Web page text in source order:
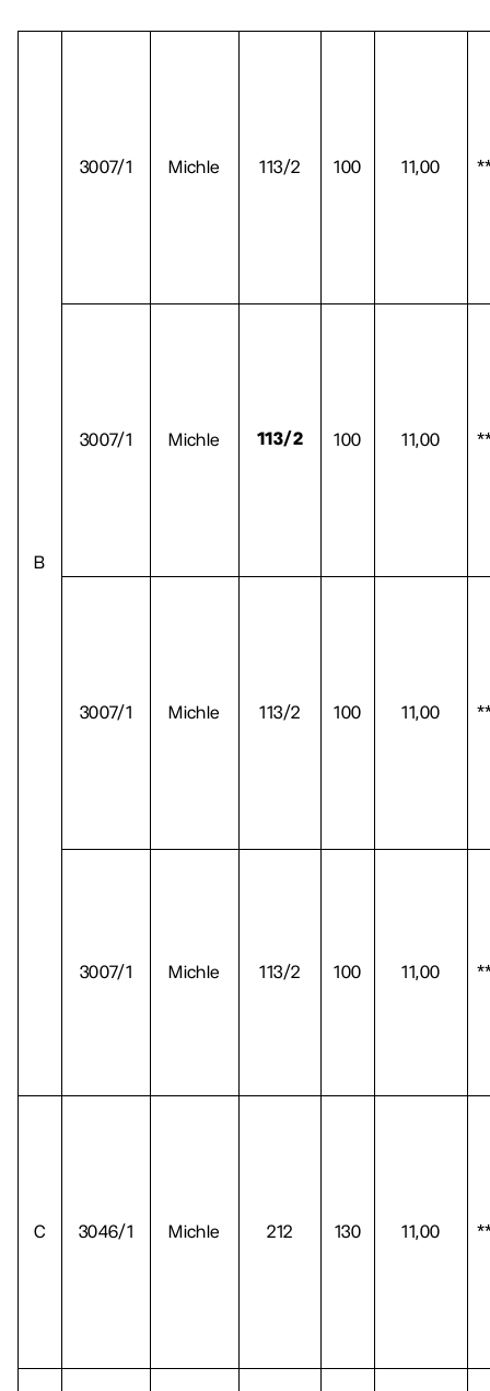
B
3007/1 Michle 113/2 100 11,00
3007/1 Michle 113/2 100 11,00
3007/1 Michle 113/2 100 11,00
3007/1 Michle 113/2 100 11,00
C 3046/1 Michle 212 130 11,00